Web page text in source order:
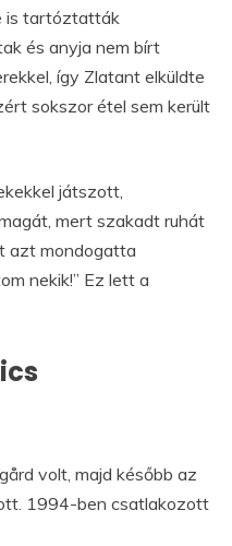
is tartóztatták
és anyja nem bírt
így Zlatant elküldte
sokszor étel sem került
játszott,
mert szakadt ruhát
azt mondogatta
nekik!” Ez lett a
volt, majd később az
1994-ben csatlakozott